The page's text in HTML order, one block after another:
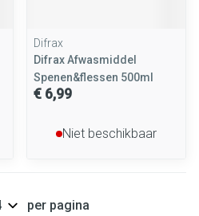
Difrax
Difrax Afwasmiddel
Spenen&flessen 500ml
€ 6,99
Niet beschikbaar
per pagina